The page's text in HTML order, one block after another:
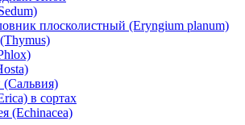
плосколистный (Eryngium planum)
в сортах
(Echinacea)